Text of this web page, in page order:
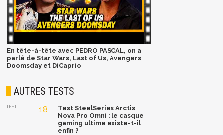
En tête-à-tête avec PEDRO PASCAL, on a
parlé de Star Wars, Last of Us, Avengers
Doomsday et DiCaprio
AUTRES TESTS
TEST 18
Test SteelSeries Arctis
Nova Pro Omni : le casque
gaming ultime existe-t-il
enfin ?